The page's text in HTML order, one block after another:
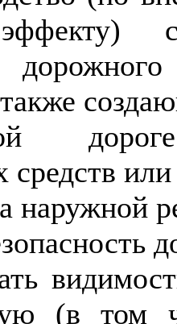
средств
наружной
(в том